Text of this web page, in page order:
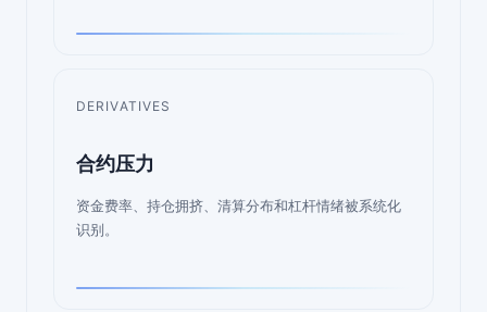
DERIVATIVES
合约压力
资金费率、持仓拥挤、清算分布和杠杆情绪被系统化
识别。